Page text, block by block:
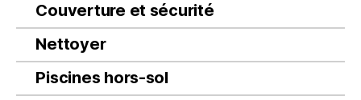
Couverture et sécurité
Nettoyer
Piscines hors-sol